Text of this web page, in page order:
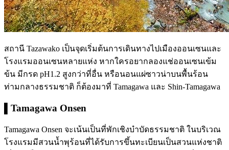
สถานี Tazawako เป็นจุดเริ่มต้นการเดินทางไปเมืองออนเซนและ
โรงแรมออนเซนหลายแห่ง หากใครอยากลองแช่ออนเซนเข้ม
ข้น มีกรด pH1.2 สูงกว่าที่อื่น หรือนอนแผ่ซาวน่าบนพื้นร้อน
ท่ามกลางธรรมชาติ ก็ต้องมาที่ Tamagawa และ Shin-Tamagawa
▌Tamagawa Onsen
Tamagawa Onsen จะเน้นเป็นที่พักเชิงบำบัดธรรมชาติ ในบริเวณ
โรงแรมมีสวนน้ำพุร้อนที่ได้รับการขึ้นทะเบียนเป็นสวนแห่งชาติ